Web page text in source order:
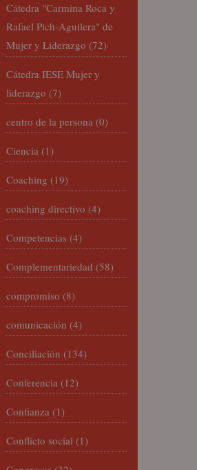
Cátedra "Carmina Roca y
Rafael Pich-Aguilera" de
Mujer y Liderazgo (72)
Cátedra IESE Mujer y
liderazgo (7)
centro de la persona (0)
Ciencia (1)
Coaching (19)
coaching directivo (4)
Competencias (4)
Complementariedad (58)
compromiso (8)
comunicación (4)
Conciliación (134)
Conferencia (12)
Confianza (1)
Conflicto social (1)